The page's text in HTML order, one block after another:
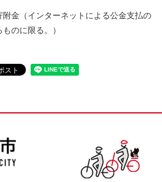
金（インターネットによる公金支払の
のに限る。）